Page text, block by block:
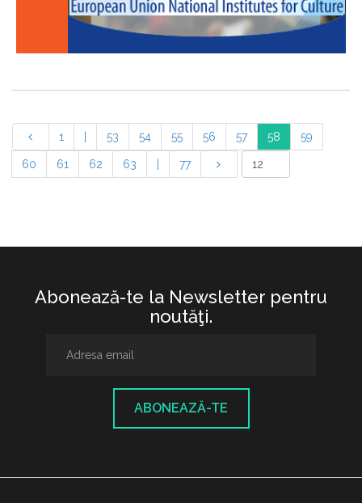
1 53 54 55 56 57 58 59
60 61 62 63 77
Abonează-te la Newsletter pentru
noutăţi.
ABONEAZĂ-TE